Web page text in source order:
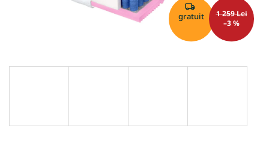
gratuit
1 259 Lei
–3 %